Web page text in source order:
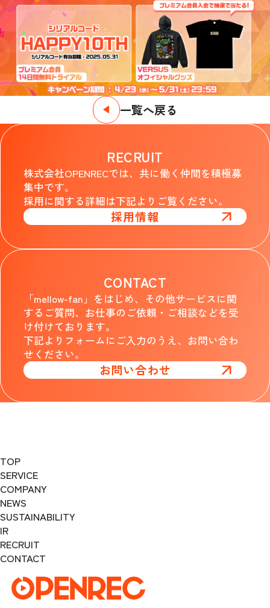
一覧へ戻る
RECRUIT
株式会社OPENRECでは、共に働く仲間を積極募
集中です。
採用に関する詳細は下記よりご覧ください。
採用情報
CONTACT
「mellow-fan」をはじめ、その他サービスに関
するご質問、お仕事のご依頼・ご相談などを受
け付けております。
下記よりフォームにご入力のうえ、お問い合わ
せください。
お問い合わせ
TOP
SERVICE
COMPANY
NEWS
SUSTAINABILITY
IR
RECRUIT
CONTACT